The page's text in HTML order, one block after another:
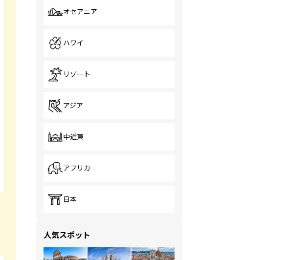
オセアニア
ハワイ
リゾート
アジア
中近東
アフリカ
日本
人気スポット